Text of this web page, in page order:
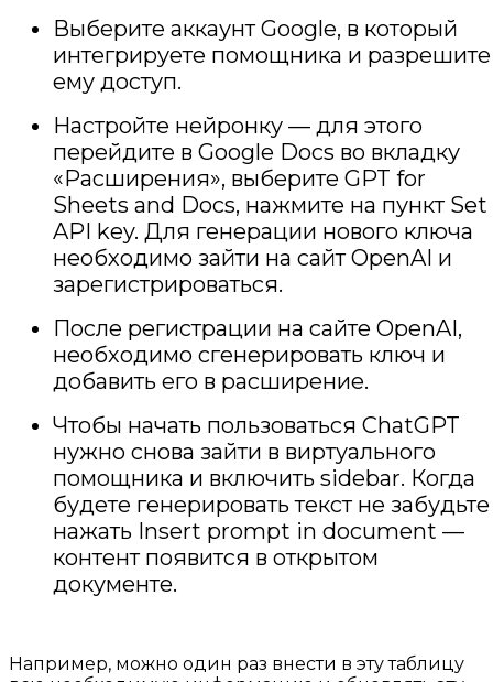
Выберите аккаунт Google, в который
интегрируете помощника и разрешите
ему доступ.
Настройте нейронку — для этого
перейдите в Google Docs во вкладку
«Расширения», выберите GPT for
Sheets and Docs, нажмите на пункт Set
API key. Для генерации нового ключа
необходимо зайти на сайт OpenAI и
зарегистрироваться.
После регистрации на сайте OpenAI,
необходимо сгенерировать ключ и
добавить его в расширение.
Чтобы начать пользоваться ChatGPT
нужно снова зайти в виртуального
помощника и включить sidebar. Когда
будете генерировать текст не забудьте
нажать Insert prompt in document —
контент появится в открытом
документе.
Например, можно один раз внести в эту таблицу